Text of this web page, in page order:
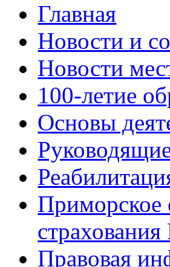
Главная
Новости и
Новости
100-летие
Основы
Приморское
Правовая